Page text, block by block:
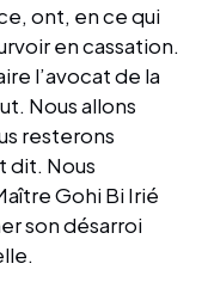
ont, en ce qui
en cassation.
l’avocat de la
Nous allons
resterons
dit. Nous
Gohi Bi Irié
son désarroi